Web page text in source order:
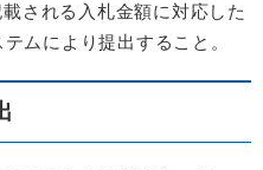
される入札金額に対応した
ムにより提出すること。